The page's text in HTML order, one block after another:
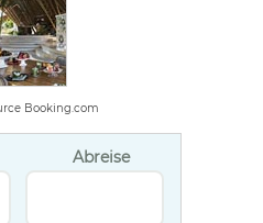
Booking.com
Abreise